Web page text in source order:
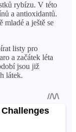
rybízu. V této
a antioxidantů.
mladé a ještě se
listy pro
a začátek léta
jsou již
látek.